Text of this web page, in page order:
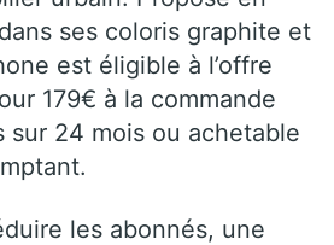
ses coloris graphite et
est éligible à l’offre
179€ à la commande
sur 24 mois ou achetable
les abonnés, une